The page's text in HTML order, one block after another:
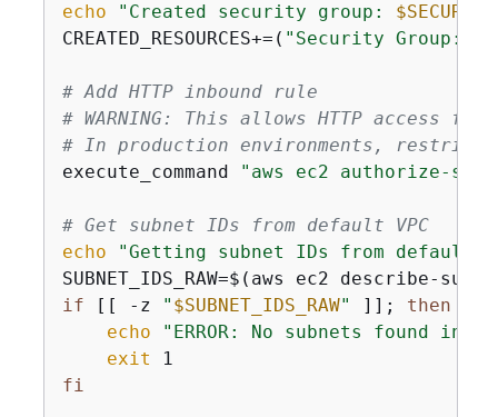
echo "Created security group:
CREATED_RESOURCES+=( "Security Group:
# Add HTTP inbound rule
# WARNING: This allows HTTP access
# In production environments,
execute_command
"aws ec2 authorize-
# Get subnet IDs from default VPC
echo
"Getting subnet IDs from default
SUBNET_IDS_RAW=$(aws ec2 describe-
if [[ -z " $SUBNET_IDS_RAW" ]]; then
echo
"ERROR: No subnets found in
exit
fi